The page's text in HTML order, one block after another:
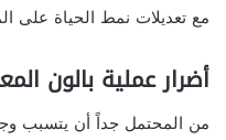
مع تعديلات نمط الحياة على
أضرار عملية بالون
من المحتمل جداً أن يتسبب